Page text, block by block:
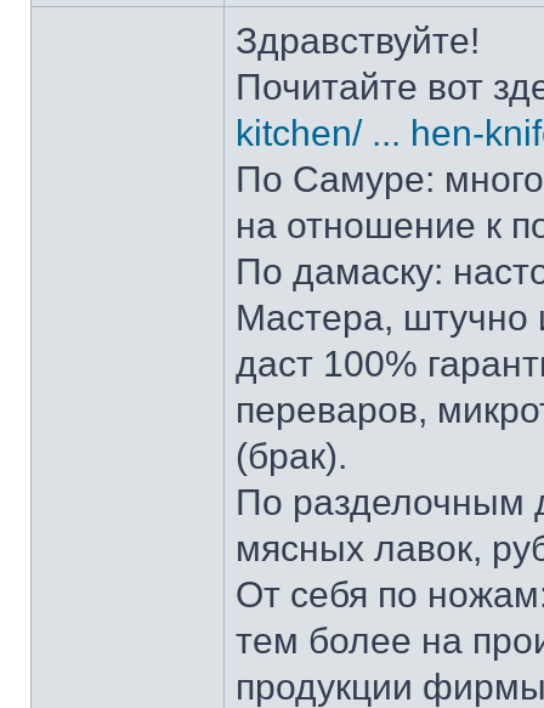
Здравствуйте!
Почитайте вот
kitchen/ ... hen-
По Самуре: много
на отношение к
По дамаску:
Мастера, штучно
даст 100%
переваров,
(брак).
По разделочным
мясных лавок,
От себя по
тем более на
продукции